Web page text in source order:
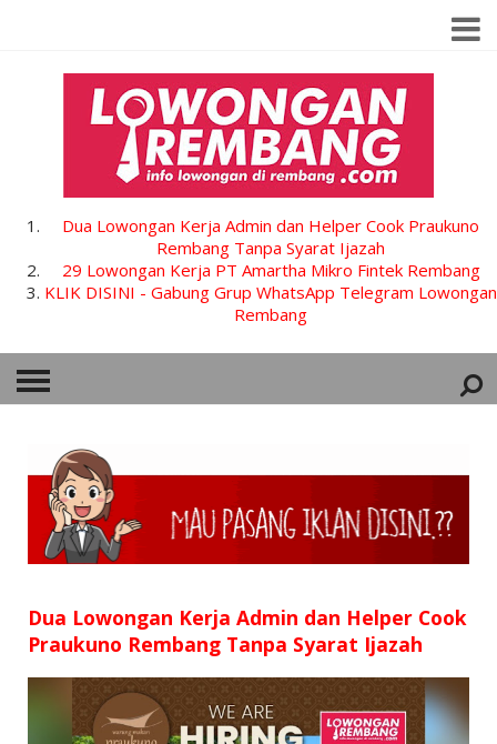
Dua Lowongan Kerja Admin dan Helper Cook Praukuno
Rembang Tanpa Syarat Ijazah
29 Lowongan Kerja PT Amartha Mikro Fintek Rembang
KLIK DISINI - Gabung Grup WhatsApp Telegram Lowongan
Rembang
HOME
SMP
D3
Dua Lowongan Kerja Admin dan Helper Cook
Praukuno Rembang Tanpa Syarat Ijazah